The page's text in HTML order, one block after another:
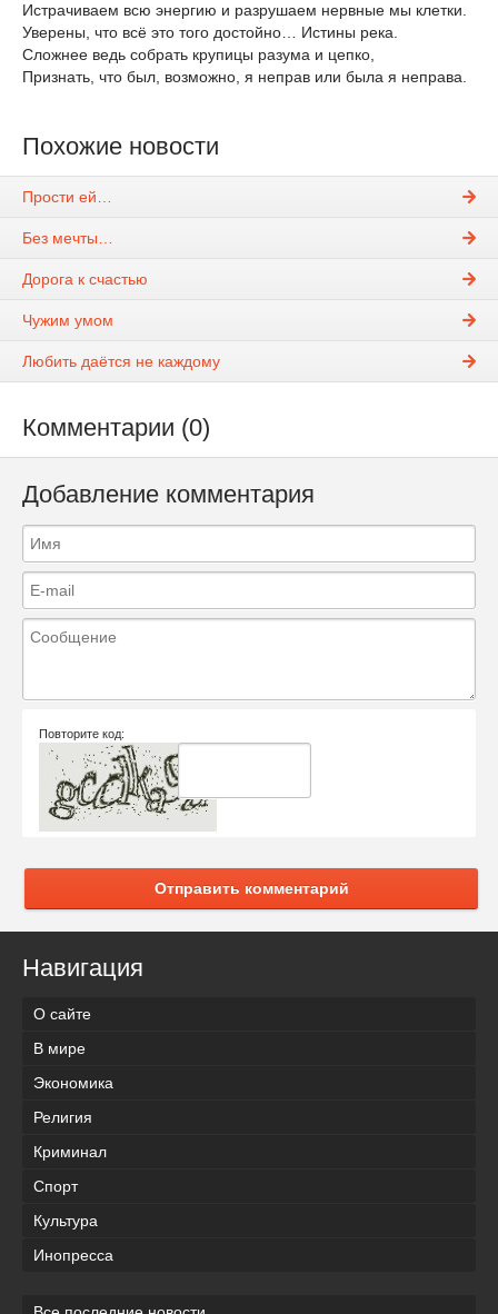
Истрачиваем всю энергию и разрушаем нервные мы клетки.
Уверены, что всё это того достойно… Истины река.
Сложнее ведь собрать крупицы разума и цепко,
Признать, что был, возможно, я неправ или была я неправа.
Похожие новости
Прости ей…
Без мечты…
Дорога к счастью
Чужим умом
Любить даётся не каждому
Комментарии (0)
Добавление комментария
Повторите код:
Отправить комментарий
Навигация
О сайте
В мире
Экономика
Религия
Криминал
Спорт
Культура
Инопресса